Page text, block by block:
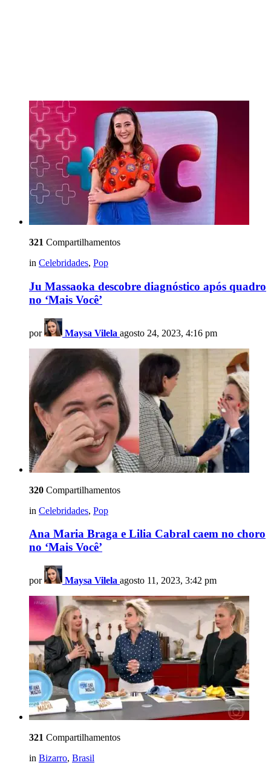
321 Compartilhamentos
in Celebridades, Pop
Ju Massaoka descobre diagnóstico após quadro
no ‘Mais Você’
por Maysa Vilela agosto 24, 2023, 4:16 pm
320 Compartilhamentos
in Celebridades, Pop
Ana Maria Braga e Lilia Cabral caem no choro
no ‘Mais Você’
por Maysa Vilela agosto 11, 2023, 3:42 pm
321 Compartilhamentos
in Bizarro, Brasil